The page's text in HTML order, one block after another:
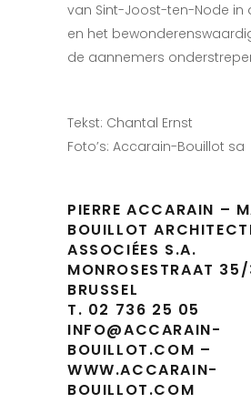
van Sint-Joost-ten-Node in
en het
de aannemers
Tekst: Chantal Ernst
Foto’s: Accarain-Bouillot sa
PIERRE ACCARAIN –
BOUILLOT
ASSOCIÉES S.A.
MONROSESTRAAT
BRUSSEL
T. 02 736 25 05
INFO@ACCARAIN-
BOUILLOT.COM –
WWW.ACCARAIN-
BOUILLOT.COM